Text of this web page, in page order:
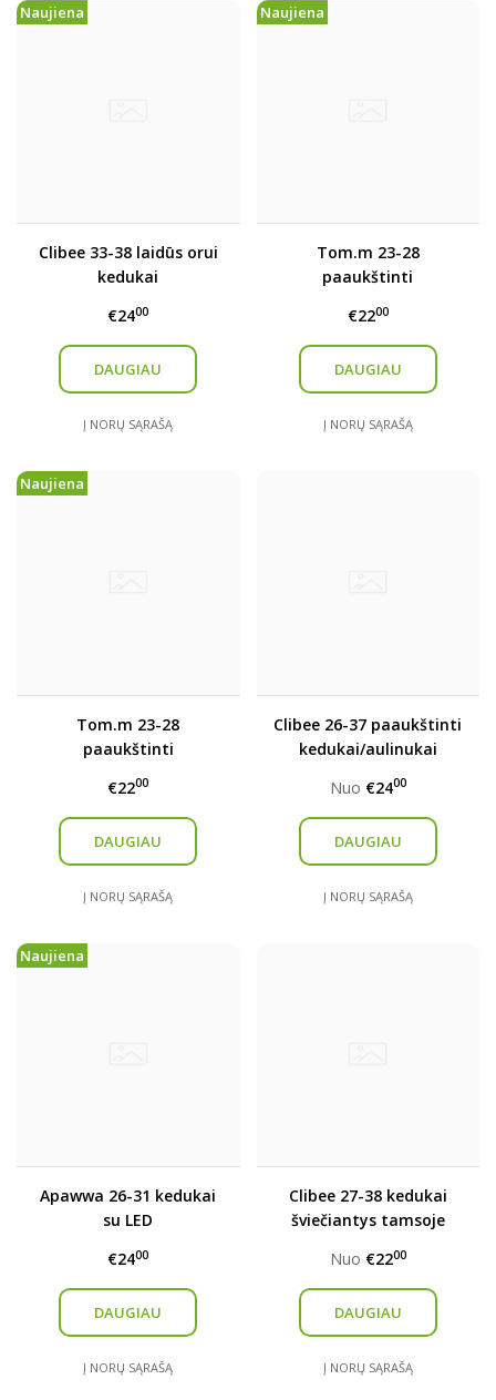
Naujiena
Clibee 33-38 laidūs orui
kedukai
€2400
DAUGIAU
Į NORŲ SĄRAŠĄ
Naujiena
Tom.m 23-28
paaukštinti
€2200
DAUGIAU
Į NORŲ SĄRAŠĄ
Naujiena
Tom.m 23-28
paaukštinti
€2200
DAUGIAU
Į NORŲ SĄRAŠĄ
Clibee 26-37 paaukštinti
kedukai/aulinukai
Nuo €2400
DAUGIAU
Į NORŲ SĄRAŠĄ
Naujiena
Apawwa 26-31 kedukai
su LED
€2400
DAUGIAU
Į NORŲ SĄRAŠĄ
Clibee 27-38 kedukai
šviečiantys tamsoje
Nuo €2200
DAUGIAU
Į NORŲ SĄRAŠĄ